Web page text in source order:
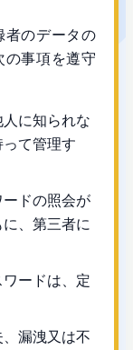
のデータの
事項を遵守
に知られな
て管理す
ドの照会が
、第三者に
ードは、定
漏洩又は不